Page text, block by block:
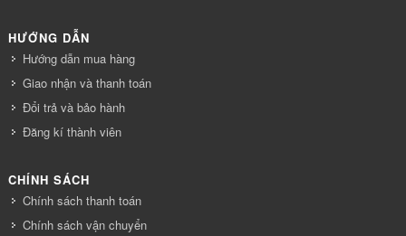
HƯỚNG DẪN
Hướng dẫn mua hàng
Giao nhận và thanh toán
Đổi trả và bảo hành
Đăng kí thành viên
CHÍNH SÁCH
Chính sách thanh toán
Chính sách vận chuyển